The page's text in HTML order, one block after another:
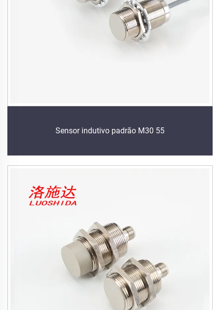
Sensor indutivo padrão M30 55